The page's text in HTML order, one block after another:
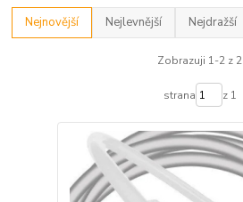
Nejnovější Nejlevnější Nejdražší
Zobrazuji 1-2 z 2
strana z 1